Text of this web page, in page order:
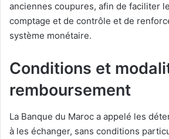
anciennes coupures, afin de faciliter
comptage et de contrôle et de
système monétaire.
Conditions et
remboursement
La Banque du Maroc a appelé les
à les échanger, sans conditions